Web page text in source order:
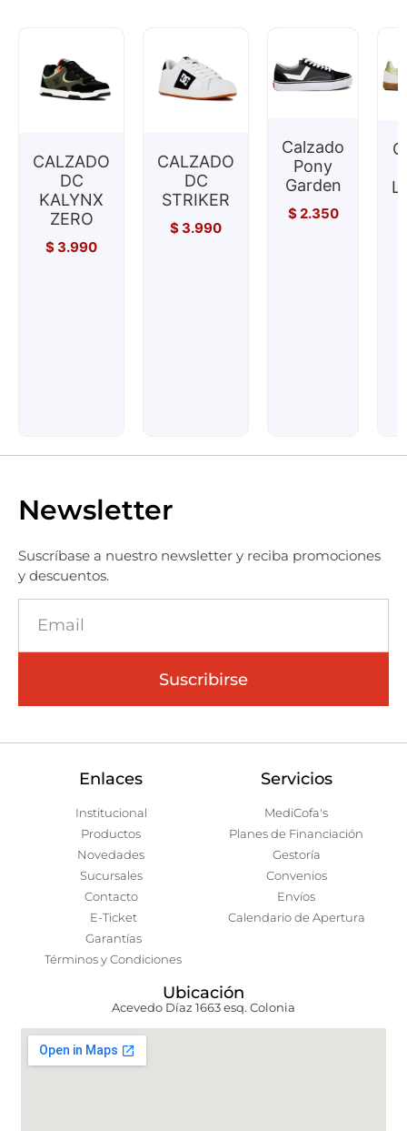
CALZADO
DC
KALYNX
ZERO
$ 3.990
CALZADO
DC
STRIKER
$ 3.990
Calzado
Pony
Garden
$2.350
Newsletter
Suscríbase a nuestro newsletter y reciba promociones
y descuentos.
Suscribirse
Enlaces
Institucional
Productos
Novedades
Sucursales
Contacto
E-Ticket
Garantías
Términos y Condiciones
Servicios
MediCofa's
Planes de Financiación
Gestoría
Convenios
Envíos
Calendario de Apertura
Ubicación
Acevedo Díaz 1663 esq. Colonia